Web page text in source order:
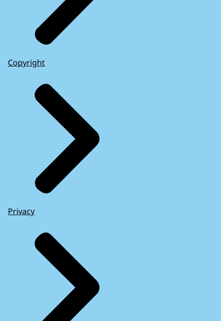
Copyright
Privacy